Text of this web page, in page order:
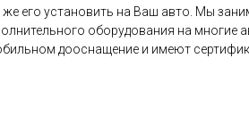
его установить на Ваш авто. Мы
оборудования на
дооснащение и имеют